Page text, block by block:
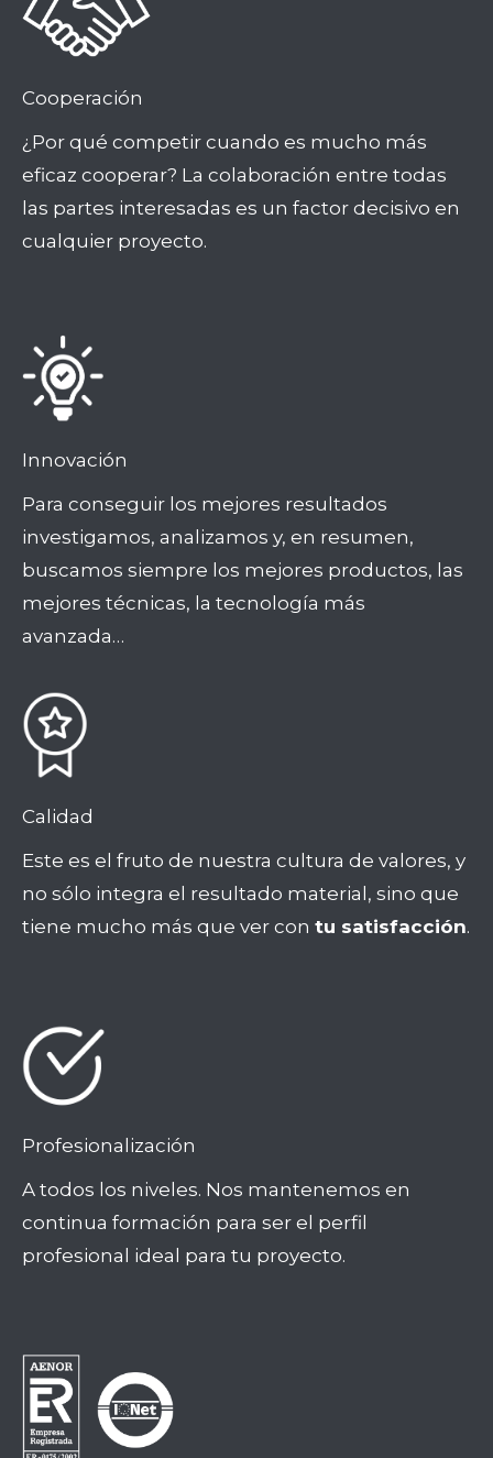
Cooperación
¿Por qué competir cuando es mucho más
eficaz cooperar? La colaboración entre todas
las partes interesadas es un factor decisivo en
cualquier proyecto.
Innovación
Para conseguir los mejores resultados
investigamos, analizamos y, en resumen,
buscamos siempre los mejores productos, las
mejores técnicas, la tecnología más
avanzada…
Calidad
Este es el fruto de nuestra cultura de valores, y
no sólo integra el resultado material, sino que
tiene mucho más que ver con tu satisfacción.
Profesionalización
A todos los niveles. Nos mantenemos en
continua formación para ser el perfil
profesional ideal para tu proyecto.